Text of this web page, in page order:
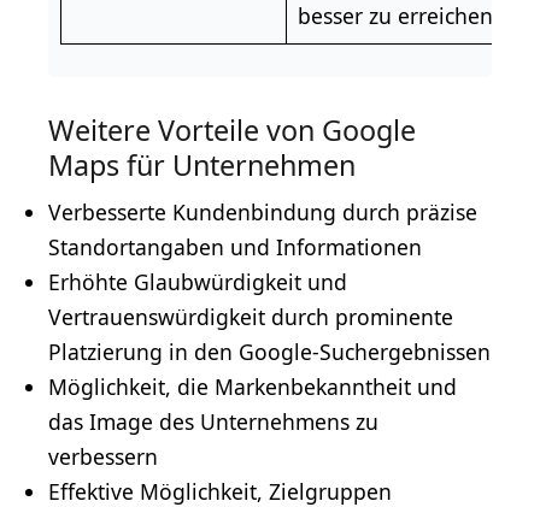
besser zu erreichen.
Weitere Vorteile von Google
Maps für Unternehmen
Verbesserte Kundenbindung durch präzise
Standortangaben und Informationen
Erhöhte Glaubwürdigkeit und
Vertrauenswürdigkeit durch prominente
Platzierung in den Google-Suchergebnissen
Möglichkeit, die Markenbekanntheit und
das Image des Unternehmens zu
verbessern
Effektive Möglichkeit, Zielgruppen